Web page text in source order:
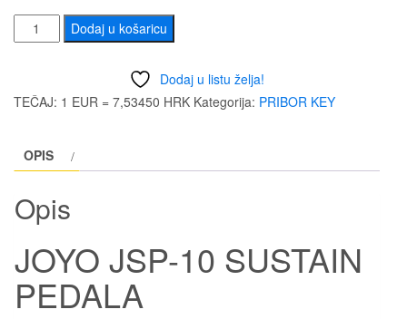
JOYO
JSP-
SUSTAIN
Dodaj u košaricu
Dodaj u listu želja!
TEČAJ: 1 EUR = 7,53450 HRK Kategorija: PRIBOR KEY
OPIS
Opis
JOYO JSP-10 SUSTAIN
PEDALA